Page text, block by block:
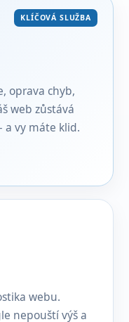
KLÍČOVÁ SLUŽBA
oprava chyb,
web zůstává
a vy máte klid.
webu.
nepouští výš a